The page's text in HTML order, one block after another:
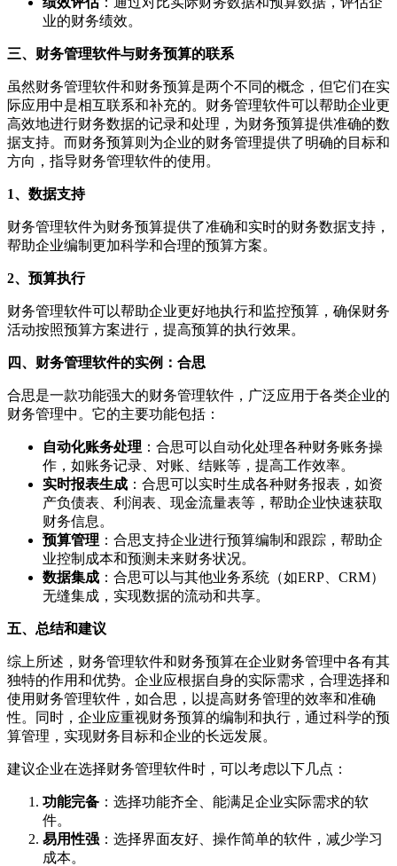
业的财务绩效。
三、财务管理软件与财务预算的联系
虽然财务管理软件和财务预算是两个不同的概念，但它们在实
际应用中是相互联系和补充的。财务管理软件可以帮助企业更
高效地进行财务数据的记录和处理，为财务预算提供准确的数
据支持。而财务预算则为企业的财务管理提供了明确的目标和
方向，指导财务管理软件的使用。
1、数据支持
财务管理软件为财务预算提供了准确和实时的财务数据支持，
帮助企业编制更加科学和合理的预算方案。
2、预算执行
财务管理软件可以帮助企业更好地执行和监控预算，确保财务
活动按照预算方案进行，提高预算的执行效果。
四、财务管理软件的实例：合思
合思是一款功能强大的财务管理软件，广泛应用于各类企业的
财务管理中。它的主要功能包括：
自动化账务处理 ：合思可以自动化处理各种财务账务操
作，如账务记录、对账、结账等，提高工作效率。
实时报表生成 ：合思可以实时生成各种财务报表，如资
产负债表、利润表、现金流量表等，帮助企业快速获取
财务信息。
预算管理 ：合思支持企业进行预算编制和跟踪，帮助企
业控制成本和预测未来财务状况。
数据集成 ：合思可以与其他业务系统（如ERP、CRM）
无缝集成，实现数据的流动和共享。
五、总结和建议
综上所述，财务管理软件和财务预算在企业财务管理中各有其
独特的作用和优势。企业应根据自身的实际需求，合理选择和
使用财务管理软件，如合思，以提高财务管理的效率和准确
性。同时，企业应重视财务预算的编制和执行，通过科学的预
算管理，实现财务目标和企业的长远发展。
建议企业在选择财务管理软件时，可以考虑以下几点：
功能完备 ：选择功能齐全、能满足企业实际需求的软
件。
易用性强 ：选择界面友好、操作简单的软件，减少学习
成本。